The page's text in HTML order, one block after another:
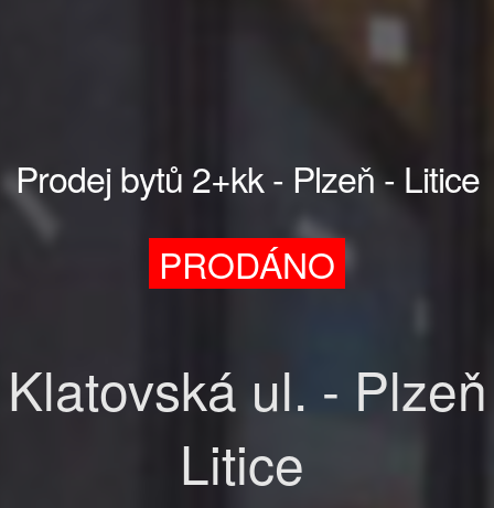
Prodej bytů 2+kk - Plzeň - Litice
PRODÁNO
Klatovská ul. - Plzeň
Litice